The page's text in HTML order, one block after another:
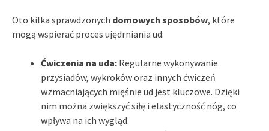
Oto kilka sprawdzonych domowych sposobów, które
mogą wspierać proces ujędrniania ud:
Ćwiczenia na uda: Regularne wykonywanie
przysiadów, wykroków oraz innych ćwiczeń
wzmacniających mięśnie ud jest kluczowe. Dzięki
nim można zwiększyć siłę i elastyczność nóg, co
wpływa na ich wygląd.